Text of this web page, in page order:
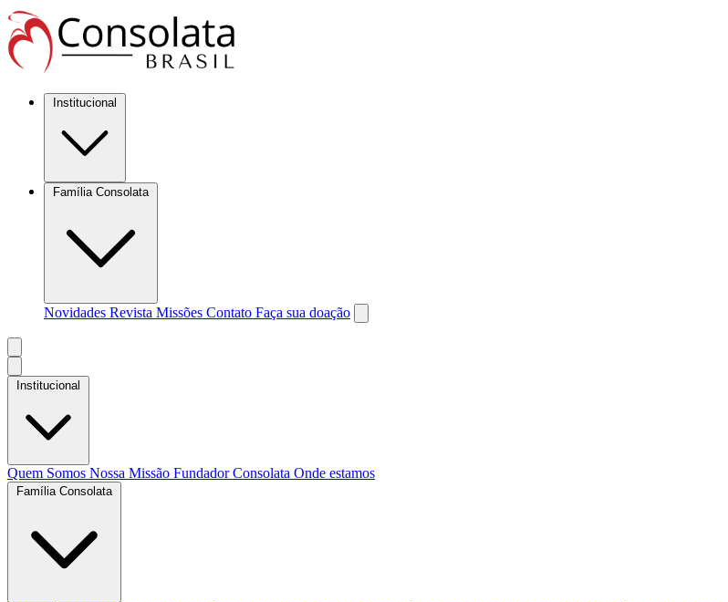
Institucional
Família Consolata
Novidades Revista Missões Contato Faça sua doação
Institucional
Quem Somos Nossa Missão FundadorConsolata Onde estamos
Família Consolata